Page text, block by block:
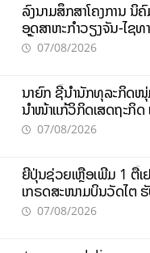
ລົງນາມສຶກສາໂຄງການ ນິ
ອຸດສາຫະກຳວຽງຈັນ-ໄຊທ
ເປົ້າດຶງທຶນ 150 ລ້ານໂດລາ,
07/08/2026
ນາຍົກ ຊີ້ນຳນັກທຸລະກິດໜຸ່
ນຳໜ້າແກ້ວິກິດເສດຖະກິດ
ທຶນສາກົນ, ຫັນສູ່ດິຈິຕອນ
07/08/2026
ຍີ່ປຸ່ນຊ່ວຍເຫຼືອເພີ່ມ 1 ຕື້ເ
ເກຣດສະໜາມບິນວັດໄຕ ຮັ
ການເຕີບໂຕ
07/08/2026